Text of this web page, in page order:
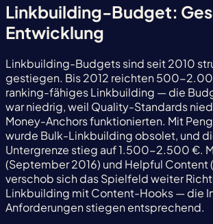
Linkbuilding-Budget:
Entwicklung
Linkbuilding-Budgets sind seit 2010
gestiegen. Bis 2012 reichten 500-
ranking-fähiges Linkbuilding — die
war niedrig, weil Quality-Standards
Money-Anchors funktionierten. Mit
wurde Bulk-Linkbuilding obsolet, und
Untergrenze stieg auf 1.500-2.500 €.
(September 2016) und Helpful Content
verschob sich das Spielfeld weiter
Linkbuilding mit Content-Hooks — die
Anforderungen stiegen entsprechend.